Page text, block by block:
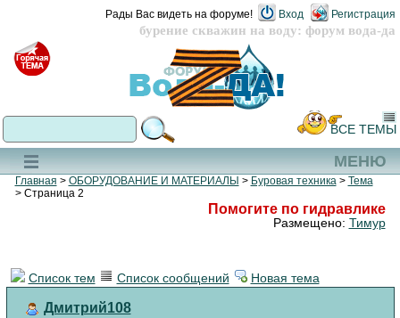
бурение скважин на воду: форум вода-да
Рады Вас видеть на форуме! Вход Регистрация
МЕНЮ
ВСЕ ТЕМЫ
Главная > ОБОРУДОВАНИЕ И МАТЕРИАЛЫ > Буровая техника> Тема
> Страница 2
Помогите по гидравлике
Размещено: Тимур
Список тем Список сообщений Новая тема
Дмитрий108